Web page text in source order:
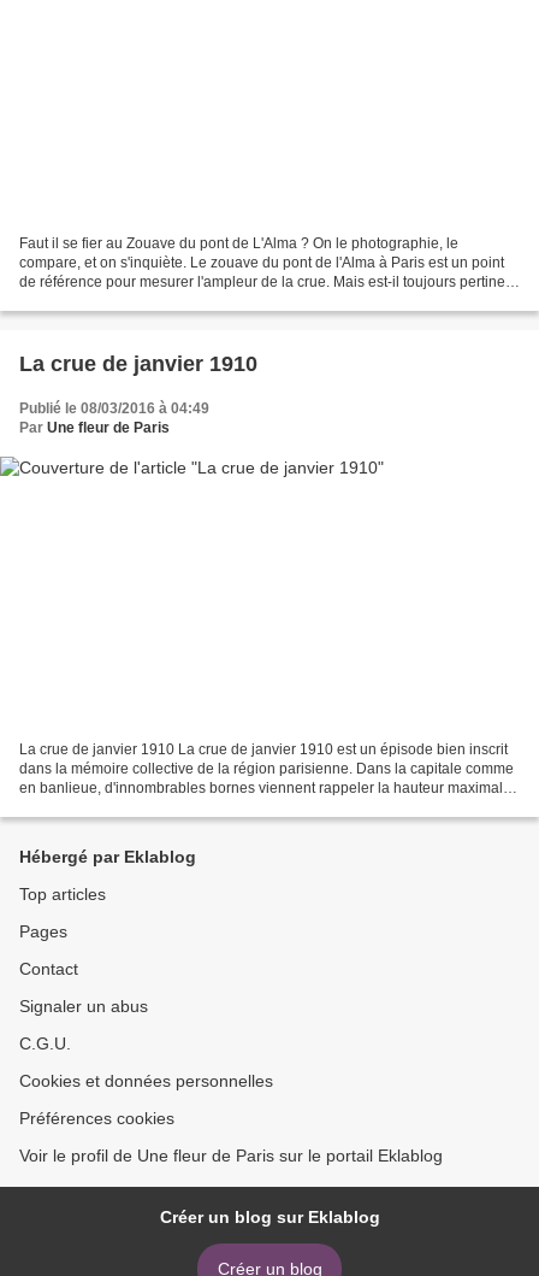
Faut il se fier au Zouave du pont de L'Alma ? On le photographie, le
compare, et on s'inquiète. Le zouave du pont de l'Alma à Paris est un point
de référence pour mesurer l'ampleur de la crue. Mais est-il toujours pertinent
La crue de janvier 1910
Publié le 08/03/2016 à 04:49
Par Une fleur de Paris
La crue de janvier 1910 La crue de janvier 1910 est un épisode bien inscrit
dans la mémoire collective de la région parisienne. Dans la capitale comme
en banlieue, d'innombrables bornes viennent rappeler la hauteur maximale
Hébergé par Eklablog
Top articles
Pages
Contact
Signaler un abus
C.G.U.
Cookies et données personnelles
Préférences cookies
Voir le profil de Une fleur de Paris sur le portail Eklablog
Créer un blog sur Eklablog
Créer un blog